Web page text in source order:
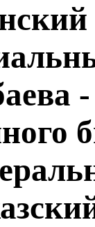
-